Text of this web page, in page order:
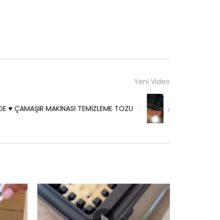
Yeni Video
♥️ ÇAMAŞIR MAKİNASI TEMİZLEME TOZU